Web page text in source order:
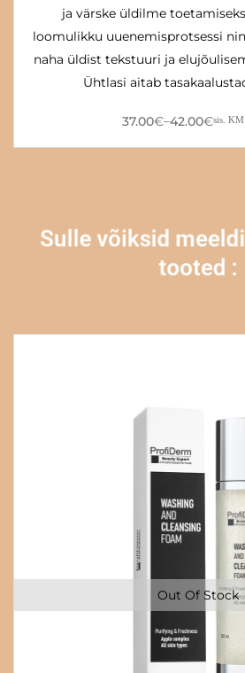
ja värske üldilme
loomulikku uuenemisprotsessi
naha üldist tekstuuri ja
Ühtlasi aitab
37.00€–42.00€sis. KM
Sulle võiksid
tooted :
Out Of Stock